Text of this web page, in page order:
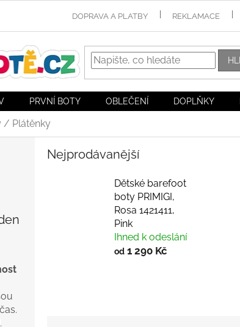
DOPRAVA A PLATBY REKLAMACE
PRVNÍ BOTY OBLEČENÍ DOPLŇKY
/ Plátěnky
.
Nejprodávanější
Dětské barefoot
boty PRIMIGI,
Rosa 1421411,
Pink
Ihned k odeslání
od 1 290 Kč